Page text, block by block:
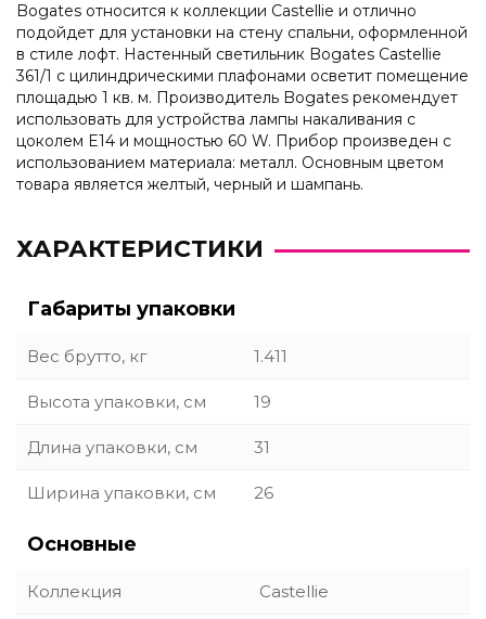
Bogates относится к коллекции Castellie и отлично
подойдет для установки на стену спальни, оформленной
в стиле лофт. Настенный светильник Bogates Castellie
361/1 с цилиндрическими плафонами осветит помещение
площадью 1 кв. м. Производитель Bogates рекомендует
использовать для устройства лампы накаливания с
цоколем E14 и мощностью 60 W. Прибор произведен с
использованием материала: металл. Основным цветом
товара является желтый, черный и шампань.
ХАРАКТЕРИСТИКИ
Габариты упаковки
Вес брутто, кг 1.411
Высота упаковки, см 19
Длина упаковки, см 31
Ширина упаковки, см 26
Основные
Коллекция Castellie